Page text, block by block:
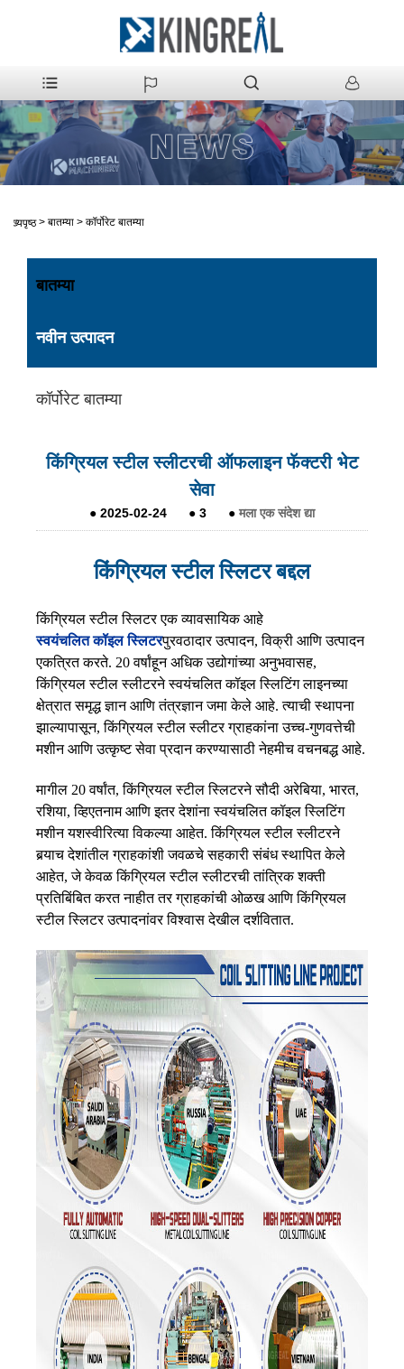
मुख्यपृष्ठ > बातम्या > कॉर्पोरेट बातम्या
बातम्या
नवीन उत्पादन
कॉर्पोरेट बातम्या
किंग्रियल स्टील स्लीटरची ऑफलाइन फॅक्टरी भेट
सेवा
● 2025-02-24 ● 3 ● मला एक संदेश द्या
किंग्रियल स्टील स्लिटर बद्दल
किंग्रियल स्टील स्लिटर एक व्यावसायिक आहे
स्वयंचलित कॉइल स्लिटरपुरवठादार उत्पादन, विक्री आणि उत्पादन
एकत्रित करते. 20 वर्षांहून अधिक उद्योगांच्या अनुभवासह,
किंग्रियल स्टील स्लीटरने स्वयंचलित कॉइल स्लिटिंग लाइनच्या
क्षेत्रात समृद्ध ज्ञान आणि तंत्रज्ञान जमा केले आहे. त्याची स्थापना
झाल्यापासून, किंग्रियल स्टील स्लीटर ग्राहकांना उच्च-गुणवत्तेची
मशीन आणि उत्कृष्ट सेवा प्रदान करण्यासाठी नेहमीच वचनबद्ध आहे.
मागील 20 वर्षांत, किंग्रियल स्टील स्लिटरने सौदी अरेबिया, भारत,
रशिया, व्हिएतनाम आणि इतर देशांना स्वयंचलित कॉइल स्लिटिंग
मशीन यशस्वीरित्या विकल्या आहेत. किंग्रियल स्टील स्लीटरने
बर्‍याच देशांतील ग्राहकांशी जवळचे सहकारी संबंध स्थापित केले
आहेत, जे केवळ किंग्रियल स्टील स्लीटरची तांत्रिक शक्ती
प्रतिबिंबित करत नाहीत तर ग्राहकांची ओळख आणि किंग्रियल
स्टील स्लिटर उत्पादनांवर विश्वास देखील दर्शवितात.